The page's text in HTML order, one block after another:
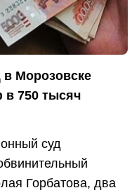
Морозовске
в 750 тысяч
суд
Горбатова, два